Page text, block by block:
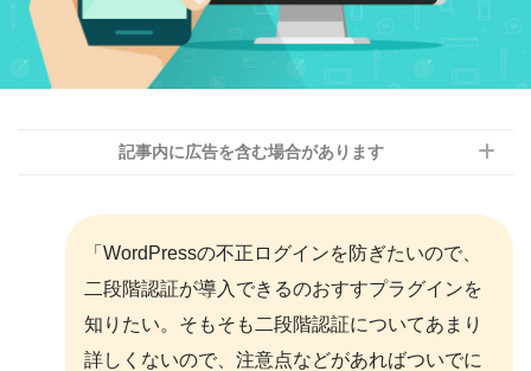
記事内に広告を含む場合があります
「WordPressの不正ログインを防ぎたいので、
二段階認証が導入できるのおすすプラグインを
知りたい。そもそも二段階認証についてあまり
詳しくないので、注意点などがあればついでに